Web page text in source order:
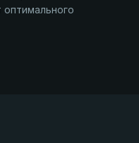
оптимального